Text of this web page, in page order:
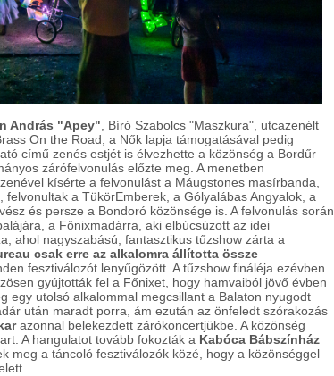
András "Apey" , Bíró Szabolcs "Maszkura", utcazenélt
On the Road, a Nők lapja támogatásával pedig
című zenés estjét is élvezhette a közönség a Bordűr
zárófelvonulás előzte meg. A menetben
kísérte a felvonulást a Máugstones masírbanda,
a TükörEmberek, a Gólyalábas Angyalok, a
és persze a Bondoró közönsége is. A felvonulás során
a Főnixmadárra, aki elbúcsúzott az idei
ahol nagyszabású, fantasztikus tűzshow zárta a
csak erre az alkalomra állította össze
fesztiválozót lenyűgözött. A tűzshow fináléja ezévben
gyújtották fel a Főnixet, hogy hamvaiból jövő évben
egy utolsó alkalommal megcsillant a Balaton nyugodt
után maradt porra, ám ezután az önfeledt szórakozás
azonnal belekezdett zárókoncertjükbe. A közönség
A hangulatot tovább fokozták a Kabóca Bábszínház
meg a táncoló fesztiválozók közé, hogy a közönséggel